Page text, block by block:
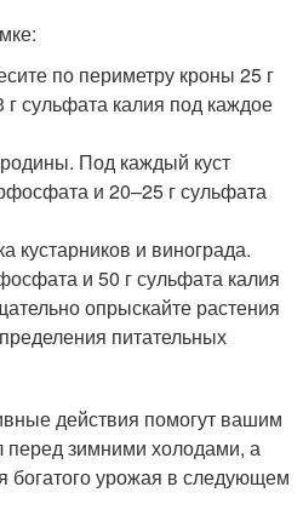
по периметру кроны 25 г
сульфата калия под каждое
Под каждый куст
и 20–25 г сульфата
кустарников и винограда.
и 50 г сульфата калия
опрыскайте растения
питательных
действия помогут вашим
перед зимними холодами, а
богатого урожая в следующем